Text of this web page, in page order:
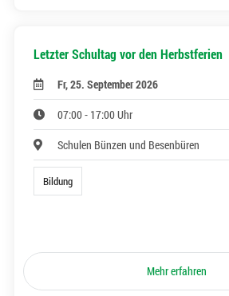
Letzter Schultag vor den Herbstferien
Fr, 25. September 2026
07:00 - 17:00 Uhr
Schulen Bünzen und Besenbüren
Bildung
Mehr erfahren